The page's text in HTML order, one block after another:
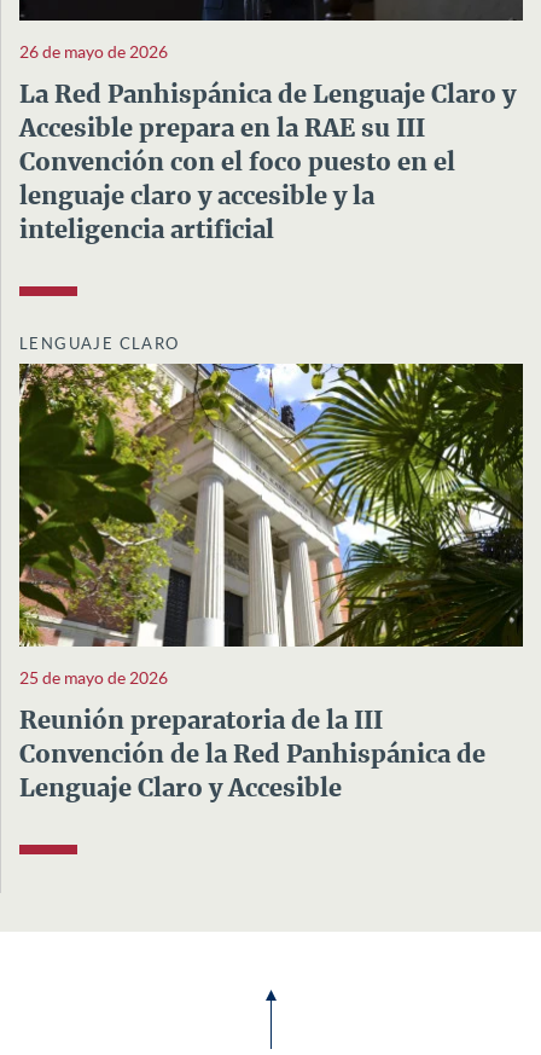
26 de mayo de 2026
La Red Panhispánica de Lenguaje Claro y
Accesible prepara en la RAE su III
Convención con el foco puesto en el
lenguaje claro y accesible y la
inteligencia artificial
LENGUAJE CLARO
25 de mayo de 2026
Reunión preparatoria de la III
Convención de la Red Panhispánica de
Lenguaje Claro y Accesible